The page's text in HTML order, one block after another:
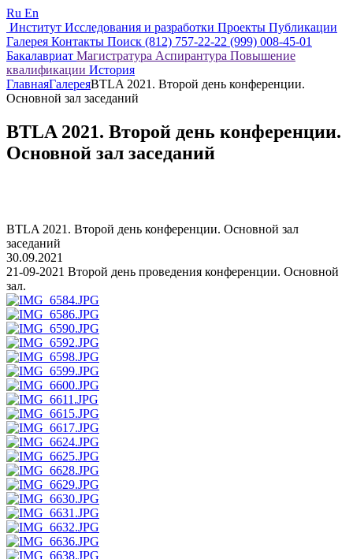
Ru En
Институт Исследования и разработки Проекты Публикации
Галерея Контакты Поиск (812) 757-22-22 (999) 008-45-01
Бакалавриат Магистратура Аспирантура Повышение
квалификации История
ГлавнаяГалереяBTLA 2021. Второй день конференции.
Основной зал заседаний
BTLA 2021. Второй день конференции.
Основной зал заседаний
BTLA 2021. Второй день конференции. Основной зал
заседаний
30.09.2021
21-09-2021 Второй день проведения конференции. Основной
зал.